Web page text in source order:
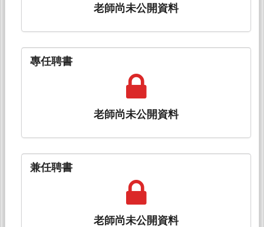
老師尚未公開資料
專任聘書
老師尚未公開資料
兼任聘書
老師尚未公開資料